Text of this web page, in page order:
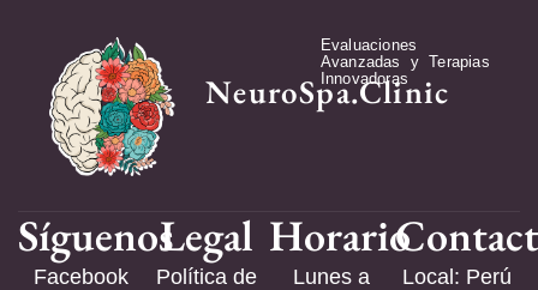
NeuroSpa.Clinic
Evaluaciones
Avanzadas y Terapias
Innovadoras
Síguenos
Facebook
Legal
Política de
Horario
Lunes a
Local: Perú